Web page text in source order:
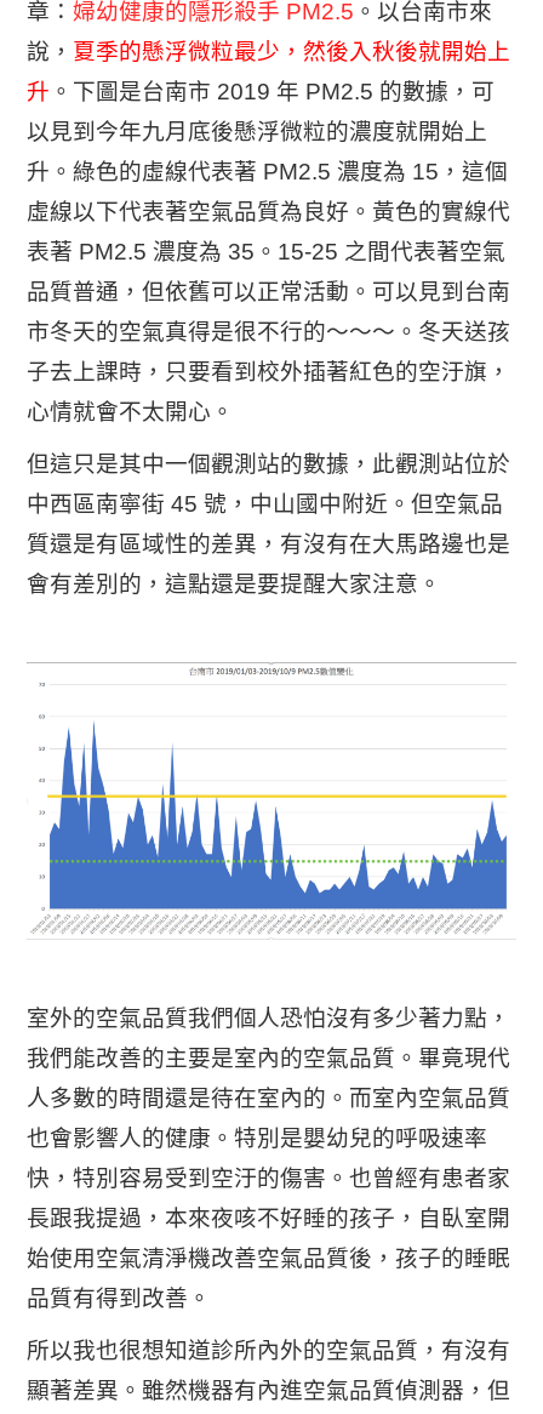
章：婦幼健康的隱形殺手 PM2.5 。以台南市來
說， 夏季的懸浮微粒最少，然後入秋後就開始上
升 。下圖是台南市 2019 年 PM2.5 的數據，可
以見到今年九月底後懸浮微粒的濃度就開始上
升。綠色的虛線代表著 PM2.5 濃度為 15，這個
虛線以下代表著空氣品質為良好。黃色的實線代
表著 PM2.5 濃度為 35。15-25 之間代表著空氣
品質普通，但依舊可以正常活動。可以見到台南
市冬天的空氣真得是很不行的～～～。冬天送孩
子去上課時，只要看到校外插著紅色的空汙旗，
心情就會不太開心。
但這只是其中一個觀測站的數據，此觀測站位於
中西區南寧街 45 號，中山國中附近。但空氣品
質還是有區域性的差異，有沒有在大馬路邊也是
會有差別的，這點還是要提醒大家注意。
室外的空氣品質我們個人恐怕沒有多少著力點，
我們能改善的主要是室內的空氣品質。畢竟現代
人多數的時間還是待在室內的。而室內空氣品質
也會影響人的健康。特別是嬰幼兒的呼吸速率
快，特別容易受到空汙的傷害。也曾經有患者家
長跟我提過，本來夜咳不好睡的孩子，自臥室開
始使用空氣清淨機改善空氣品質後，孩子的睡眠
品質有得到改善。
所以我也很想知道診所內外的空氣品質，有沒有
顯著差異。雖然機器有內進空氣品質偵測器，但